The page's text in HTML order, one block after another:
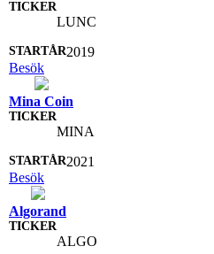
LUNC
2019
Besök
Mina Coin
MINA
2021
Besök
Algorand
ALGO